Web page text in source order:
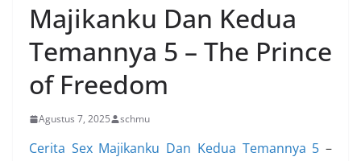
Majikanku Dan Kedua
Temannya 5 – The Prince
of Freedom
Agustus 7, 2025 schmu
Cerita Sex Majikanku Dan Kedua Temannya 5 –